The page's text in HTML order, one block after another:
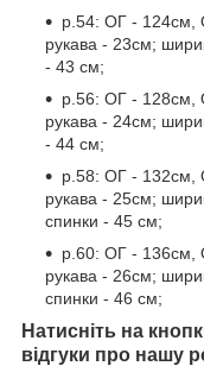
р.54: ОГ -
рукава - 23см;
- 43 см;
р.56: ОГ -
рукава - 24см;
- 44 см;
р.58: ОГ -
рукава - 25см;
спинки - 45 см;
р.60: ОГ -
рукава - 26см;
спинки - 46 см;
Натисніть на
відгуки про нашу